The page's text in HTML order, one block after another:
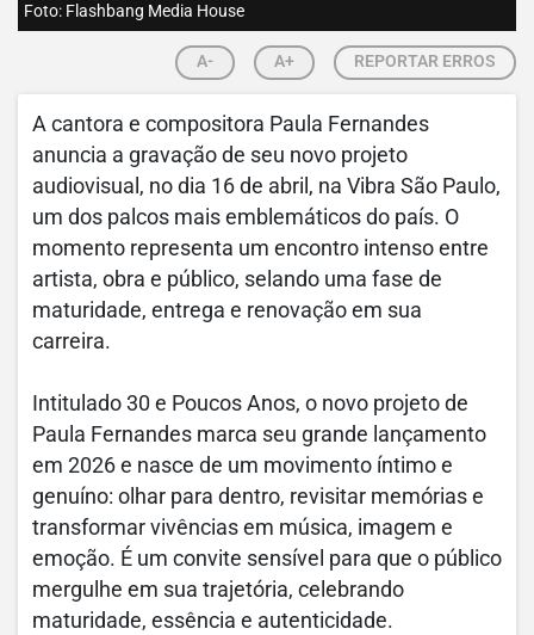
Foto: Flashbang Media House
A- A+ REPORTAR ERROS
A cantora e compositora Paula Fernandes
anuncia a gravação de seu novo projeto
audiovisual, no dia 16 de abril, na Vibra São Paulo,
um dos palcos mais emblemáticos do país. O
momento representa um encontro intenso entre
artista, obra e público, selando uma fase de
maturidade, entrega e renovação em sua
carreira.
Intitulado 30 e Poucos Anos, o novo projeto de
Paula Fernandes marca seu grande lançamento
em 2026 e nasce de um movimento íntimo e
genuíno: olhar para dentro, revisitar memórias e
transformar vivências em música, imagem e
emoção. É um convite sensível para que o público
mergulhe em sua trajetória, celebrando
maturidade, essência e autenticidade.